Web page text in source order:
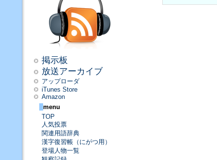
掲示板
放送アーカイブ
アップローダ
iTunes Store
Amazon
menu
TOP
人気投票
関連用語辞典
漢字復習帳（にがつ用）
登場人物一覧